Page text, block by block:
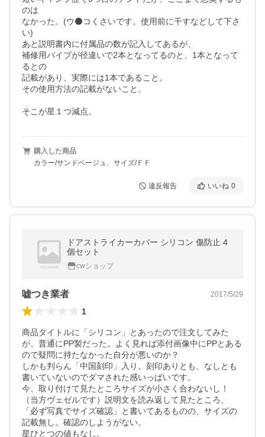
のは
なかった。(ウ⚫️コくさいです。使用前に干すなどして下さ
い)
あと説明書内に付属品の数が記入してあるが、
補修用パイプが径違いで2本となってるのと、1本となって
るとの
記載があり、実際には1本であること。
その使用方法の記載がないこと。
そこが星１つ減点。
購入した商品
カラー/サンドベージュ、サイズ/ＦＦ
違反報告 いいね 0
ドアストライカーカバー シリコン 傷防止 4
個セット
cwショップ
嘘つき業者 2017/5/29
1
商品タイトルに「シリコン」とあったので注文してみた
が、普通にPP製だった。よく見れば添付画像中にPPとある
ので疑問に持たなかった自分が悪いのか？
しかも判らん「中国刻印」入り。刻印ありとも、なしとも
書いていないのでダマされた感いっぱいです。
今、取り付けて見たところサイズが小さく合わないし！
（当方ヴェゼルです）説明文を読み返して見たところ、
「必ず写真でサイズ確認」と書いてあるものの、サイズの
記載無し。確認のしようがない。
星ひとつの値もなし。